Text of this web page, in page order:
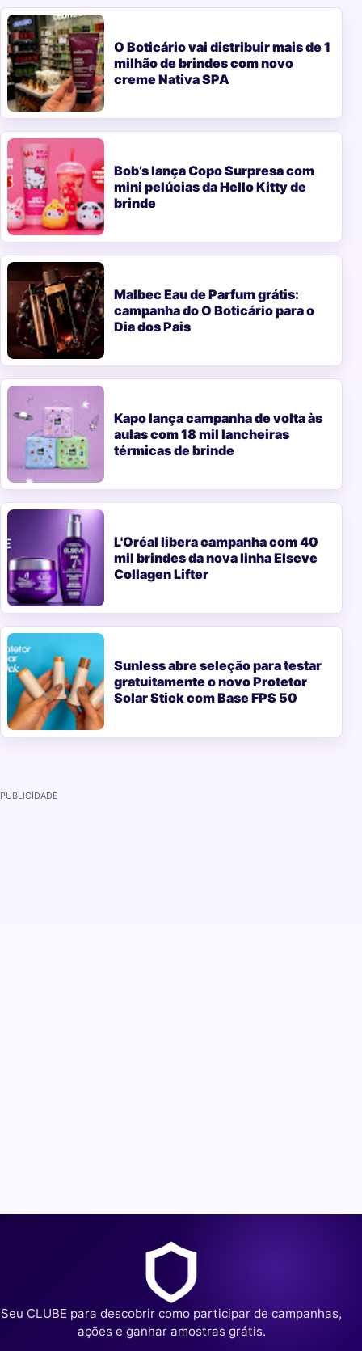
O Boticário vai distribuir mais de 1
milhão de brindes com novo
creme Nativa SPA
Bob’s lança Copo Surpresa com
mini pelúcias da Hello Kitty de
brinde
Malbec Eau de Parfum grátis:
campanha do O Boticário para o
Dia dos Pais
Kapo lança campanha de volta às
aulas com 18 mil lancheiras
térmicas de brinde
L'Oréal libera campanha com 40
mil brindes da nova linha Elseve
Collagen Lifter
Sunless abre seleção para testar
gratuitamente o novo Protetor
Solar Stick com Base FPS 50
PUBLICIDADE
Seu CLUBE para descobrir como participar de campanhas,
ações e ganhar amostras grátis.